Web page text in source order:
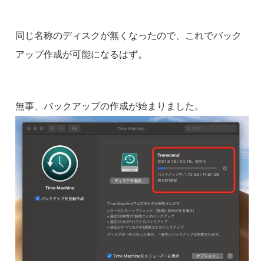
同じ名称のディスクが無くなったので、これでバック
アップ作成が可能になるはず。
無事、バックアップの作成が始まりました。